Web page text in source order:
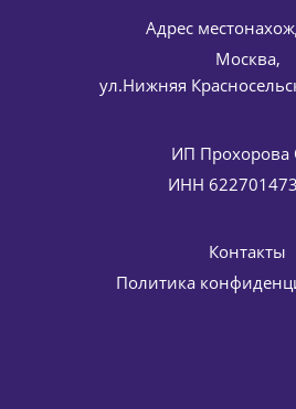
Адрес
Москва,
ул.Нижняя
ИП Прохорова
ИНН
Контакты
Политика